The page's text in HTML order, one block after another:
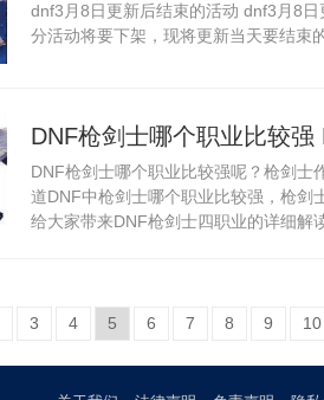
dnf3月8日更新后结束的活动 dnf3月8
分活动将要下架，现将更新当天要结束
DNF枪剑士哪个职业比较
DNF枪剑士哪个职业比较强呢？枪剑士
道DNF中枪剑士哪个职业比较强，枪剑
给大家带来DNF枪剑士四职业的详细解
3 4 5 6 7 8 9 10